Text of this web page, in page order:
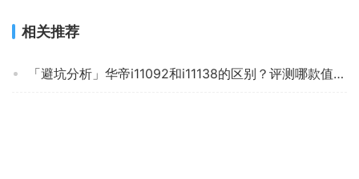
相关推荐
「避坑分析」华帝i11092和i11138的区别？评测哪款值得买